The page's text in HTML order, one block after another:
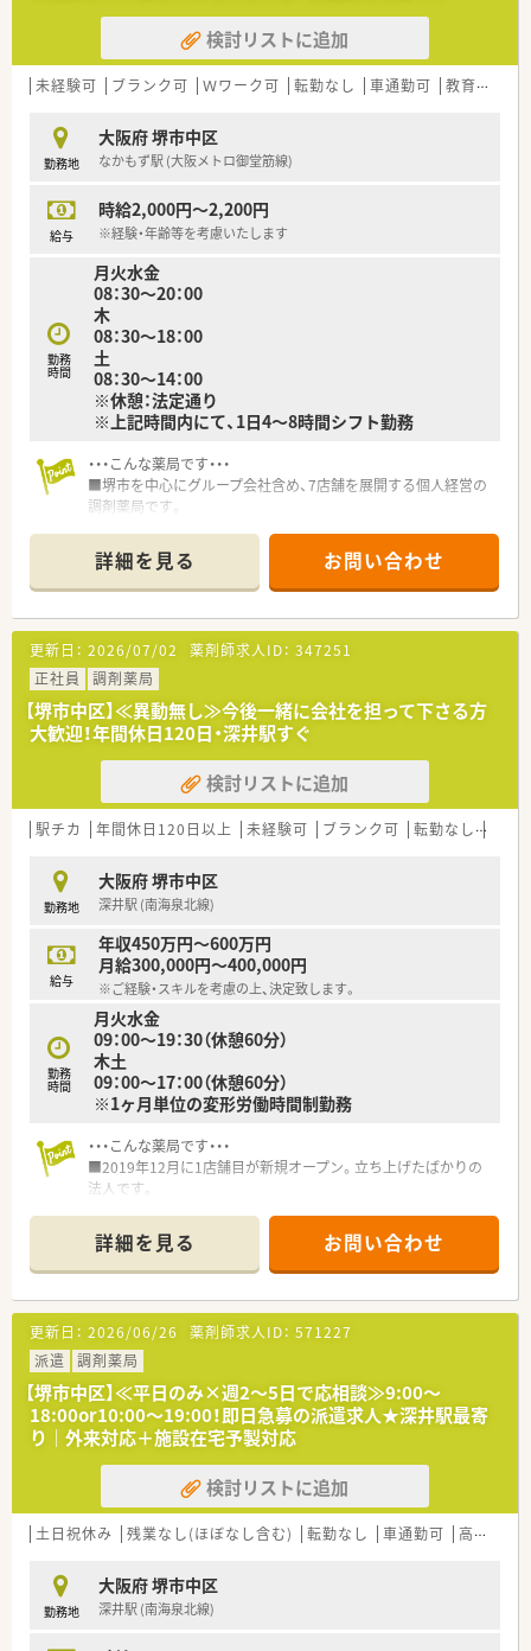
検討リストに追加
未経験可 ブランク可 Ｗワーク可 転勤なし 車通勤可 教育制度あり
勤務地
大阪府 堺市中区
なかもず駅 (大阪メトロ御堂筋線)
給与
時給2,000円～2,200円
※経験・年齢等を考慮いたします
勤務
時間
月火水金
08：30～20：00
木
08：30～18：00
土
08：30～14：00
※休憩：法定通り
※上記時間内にて、1日4～8時間シフト勤務
・・・こんな薬局です・・・
■堺市を中心にグループ会社含め、7店舗を展開する個人経営の
調剤薬局です。
気の会社です！
■地域に根差した運営のため、患者さんからの信頼も絶大★
・・・こんな方におすすめ！・・・
■お子様やご家族の関係から、時間制約を設けて働きたい方
■地域の患者様のために、地元密着な働き方をしたい方
■複数科目応需で様々な処方に携わりたい方
■社長や経営層の方々と近い距離で働きたい方
詳細を見る お問い合わせ
更新日： 2026/07/02 薬剤師求人ID： 347251
正社員
調剤薬局
【堺市中区】≪異動無し≫今後一緒に会社を担って下さる方
大歓迎！年間休日120日・深井駅すぐ
検討リストに追加
駅チカ 年間休日120日以上 未経験可 ブランク可 転勤なし
勤務地
大阪府 堺市中区
深井駅 (南海泉北線)
給与
年収450万円～600万円
月給300,000円～400,000円
※ご経験・スキルを考慮の上、決定致します。
勤務
時間
月火水金
09：00～19：30（休憩60分）
木土
09：00～17：00（休憩60分）
※1ヶ月単位の変形労働時間制勤務
・・・こんな薬局です・・・
■2019年12月に1店舗目が新規オープン。立ち上げたばかりの
法人です。
役員など、将来的なキャリアパスが豊富です。
■社長は女性で、管理薬剤師として働いておられるため、経営者
との距離が近いです。
■社長自身がお子様もいらっしゃる事から、子育てし易い環境を
目指しておられます。
■借り上げ住宅相談可能です！ご相談ください。
詳細を見る お問い合わせ
更新日： 2026/06/26 薬剤師求人ID： 571227
派遣
調剤薬局
【堺市中区】≪平日のみ×週2～5日で応相談≫9:00～
18:00or10:00～19:00！即日急募の派遣求人★深井駅最寄
り｜外来対応＋施設在宅予製対応
検討リストに追加
土日祝休み 残業なし(ほぼなし含む) 転勤なし 車通勤可 高時給(2,500円以上)
勤務地
大阪府 堺市中区
深井駅 (南海泉北線)